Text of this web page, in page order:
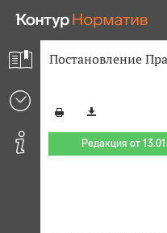
Постановление
Редакция от